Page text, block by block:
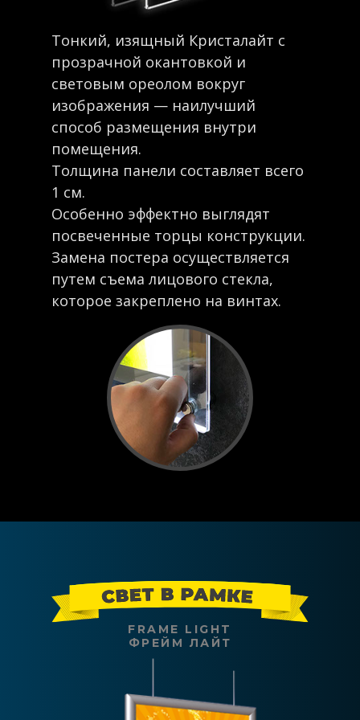
Тонкий, изящный Кристалайт с
прозрачной окантовкой и
световым ореолом вокруг
изображения — наилучший
способ размещения внутри
помещения.
Толщина панели составляет всего
1 см.
Особенно эффектно выглядят
посвеченные торцы конструкции.
Замена постера осуществляется
путем съема лицового стекла,
которое закреплено на винтах.
FRAME LIGHT
ФРЕЙМ ЛАЙТ